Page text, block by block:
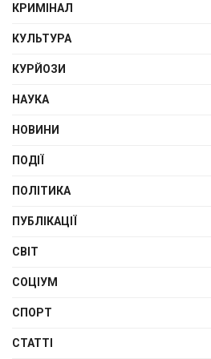
КРИМІНАЛ
КУЛЬТУРА
КУРЙОЗИ
НАУКА
НОВИНИ
ПОДІЇ
ПОЛІТИКА
ПУБЛІКАЦІЇ
СВІТ
СОЦІУМ
СПОРТ
СТАТТІ